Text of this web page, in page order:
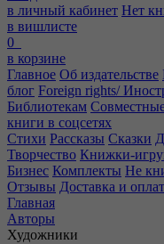
в личный кабинет Нет
в вишлисте
0
в корзине
Главное Об издательстве
блог Foreign rights/
Библиотекам
книги в соцсетях
Стихи Рассказы Сказки
Творчество Книжки-
Бизнес Комплекты Не
Отзывы Доставка и
Главная
Авторы
Художники